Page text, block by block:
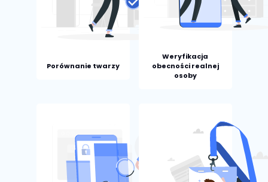
Porównanie twarzy
Weryfikacja
obecności realnej
osoby